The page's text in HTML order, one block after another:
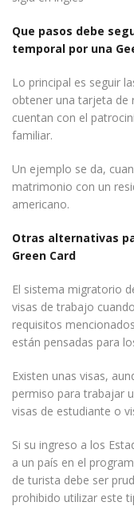
Que pasos debe
temporal por una
Lo principal es seguir
obtener una tarjeta de
cuentan con el
familiar.
Un ejemplo se da,
matrimonio con un
americano.
Otras alternativas
Green Card
El sistema migratorio
visas de trabajo
requisitos
están pensadas para
Existen unas visas,
permiso para trabajar
visas de estudiante o
Si su ingreso a los
a un país en el
de turista debe ser
prohibido utilizar este